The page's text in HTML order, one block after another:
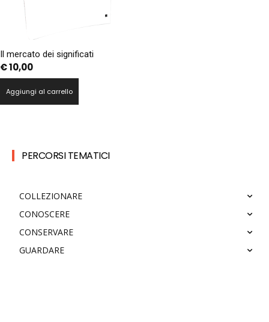
Il mercato dei significati
€10,00
Aggiungi al carrello
PERCORSI TEMATICI
COLLEZIONARE
CONOSCERE
CONSERVARE
GUARDARE